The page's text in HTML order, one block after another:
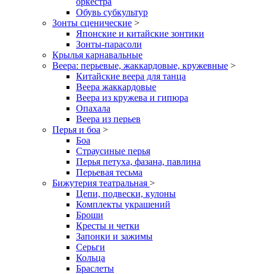
Обувь субкультур
Зонты сценические >
Японские и китайские зонтики
Зонты-парасоли
Крылья карнавальные
Веера: перьевые, жаккардовые, кружевные >
Китайские веера для танца
Веера жаккардовые
Веера из кружева и гипюра
Опахала
Веера из перьев
Перья и боа >
Боа
Страусиные перья
Перья петуха, фазана, павлина
Перьевая тесьма
Бижутерия театральная >
Цепи, подвески, кулоны
Комплекты украшений
Броши
Кресты и четки
Запонки и зажимы
Серьги
Кольца
Браслеты